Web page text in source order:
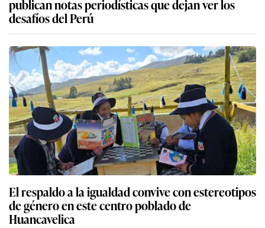
publican notas periodísticas que dejan ver los
desafíos del Perú
El respaldo a la igualdad convive con estereotipos
de género en este centro poblado de
Huancavelica